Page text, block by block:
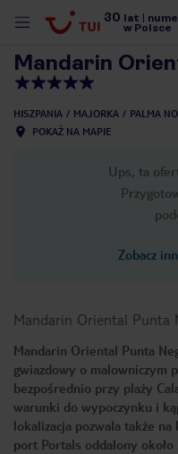
30 lat
w Polsce
Mandarin
HISZPANIA MAJORKA PALMA
POKAŻ NA MAPIE
Ups, ta
Zobacz
Mandarin Oriental Punta
Mandarin Oriental Punta
gwiazdowy o malowniczym
bezpośrednio przy plaży
warunki do wypoczynku i
lokalizacja pozwala także
port Portals oddalony